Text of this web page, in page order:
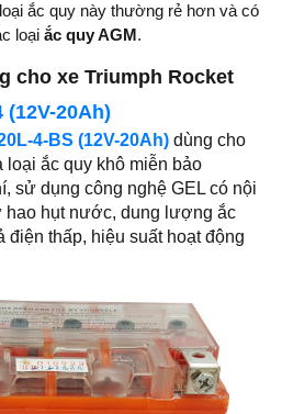
ắc quy này thường rẻ hơn và có
loại ắc quy AGM.
cho xe Triumph Rocket
(12V-20Ah)
4-BS (12V-20Ah) dùng cho
loại ắc quy khô miễn bảo
sử dụng công nghệ GEL có nội
hao hụt nước, dung lượng ắc
điện thấp, hiệu suất hoạt động